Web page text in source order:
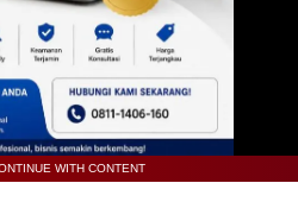
WITH CONTENT